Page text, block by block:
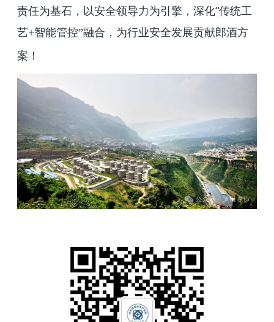
责任为基石，以安全领导力为引擎，深化“传统工
艺+智能管控”融合，为行业安全发展贡献郎酒方
案！